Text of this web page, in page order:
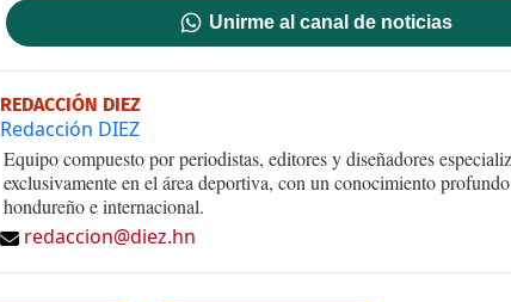
Unirme al canal de noticias
REDACCIÓN DIEZ
Redacción DIEZ
Equipo compuesto por periodistas, editores y diseñadores
exclusivamente en el área deportiva, con un conocimiento
hondureño e internacional.
redaccion@diez.hn